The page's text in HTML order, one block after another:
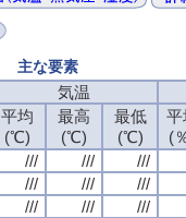
主な要素
気温
平均
(℃)
最高
(℃)
最低
(℃)
平
(
/// /// ///
/// /// ///
/// /// ///